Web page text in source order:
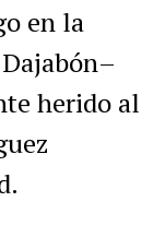
en la
herido al